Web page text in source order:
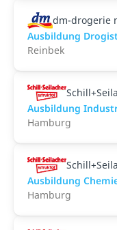
dm-drogerie
Ausbildung
Reinbek
Ausbildung
Hamburg
Ausbildung
Hamburg